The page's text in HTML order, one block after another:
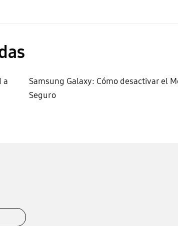
a
Samsung Galaxy: Cómo desactivar el
Seguro